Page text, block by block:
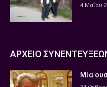
4 Μαΐου
ΑΡΧΕΙΟ
Μία